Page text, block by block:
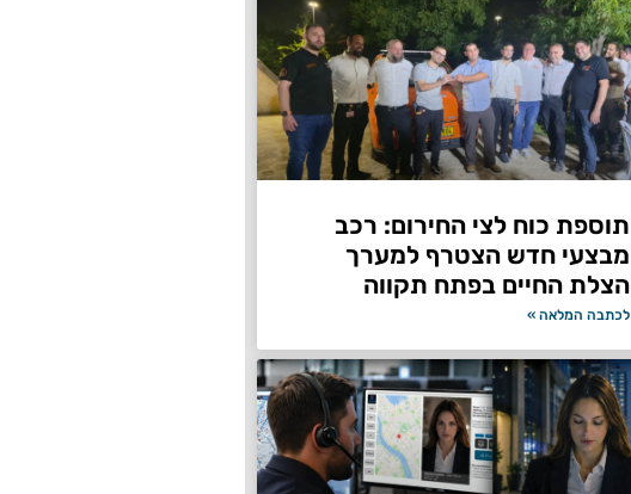
תוספת כוח לצי החירום: רכב
מבצעי חדש הצטרף למערך
הצלת החיים בפתח תקווה
לכתבה המלאה »